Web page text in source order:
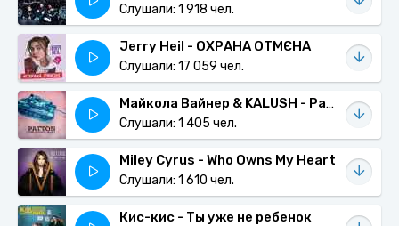
Слушали: 1 918 чел.
Jerry Heil - ОХРАНА ОТМЄНА
Слушали: 17 059 чел.
Майкола Вайнер & KALUSH - Patton
Слушали: 1 405 чел.
Miley Cyrus - Who Owns My Heart
Слушали: 1 610 чел.
Кис-кис - Ты уже не ребенок